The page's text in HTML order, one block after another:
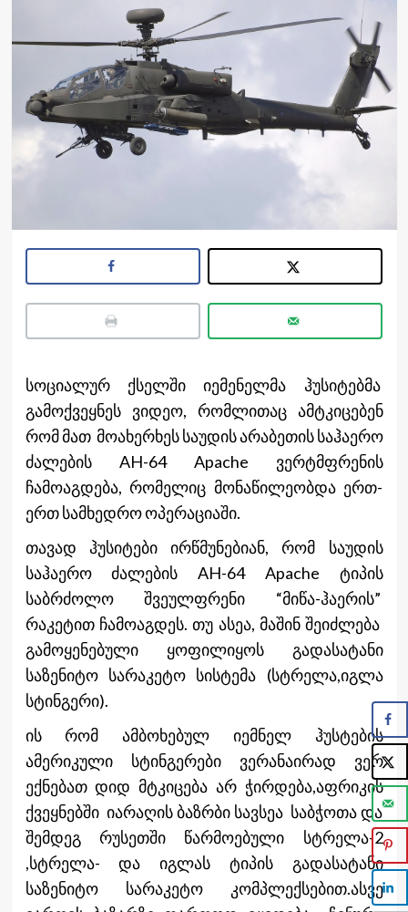
სოციალურ ქსელში იემენელმა ჰუსიტებმა
გამოქვეყნეს ვიდეო, რომლითაც ამტკიცებენ
რომ მათ მოახერხეს საუდის არაბეთის საჰაერო
ძალების AH-64 Apache ვერტმფრენის
ჩამოაგდება, რომელიც მონაწილეობდა ერთ-
ერთ სამხედრო ოპერაციაში.
თავად ჰუსიტები ირწმუნებიან, რომ საუდის
საჰაერო ძალების AH-64 Apache ტიპის
საბრძოლო შვეულფრენი “მიწა-ჰაერის”
რაკეტით ჩამოაგდეს. თუ ასეა, მაშინ შეიძლება
გამოყენებული ყოფილიყოს გადასატანი
საზენიტო სარაკეტო სისტემა (სტრელა,იგლა
სტინგერი).
ის რომ ამბოხებულ იემნელ ჰუსტების
ამერიკული სტინგერები ვერანაირად ვერ
ექნებათ დიდ მტკიცება არ ჭირდება,აფრიკის
ქვეყნებში იარაღის ბაზრბი სავსეა საბჭოთა და
შემდეგ რუსეთში წარმოებული სტრელა-2
,სტრელა- და იგლას ტიპის გადასატანი
საზენიტო სარაკეტო კომპლექსებით.ასვე